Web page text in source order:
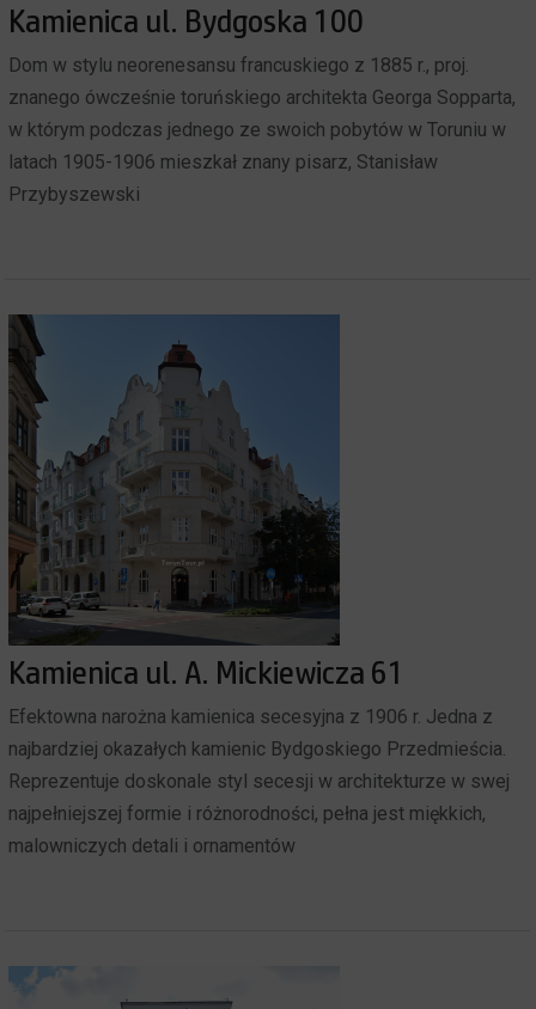
Kamienica ul. Bydgoska 100
Dom w stylu neorenesansu francuskiego z 1885 r., proj.
znanego ówcześnie toruńskiego architekta Georga Sopparta,
w którym podczas jednego ze swoich pobytów w Toruniu w
latach 1905-1906 mieszkał znany pisarz, Stanisław
Przybyszewski
Kamienica ul. A. Mickiewicza 61
Efektowna narożna kamienica secesyjna z 1906 r. Jedna z
najbardziej okazałych kamienic Bydgoskiego Przedmieścia.
Reprezentuje doskonale styl secesji w architekturze w swej
najpełniejszej formie i różnorodności, pełna jest miękkich,
malowniczych detali i ornamentów